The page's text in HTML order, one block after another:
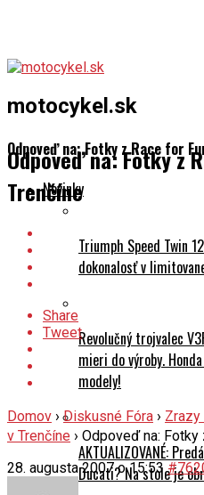
motocykel.sk
Odpoveď na: Fotky z Race for
Novinky
Triumph Speed Twin
dokonalosť v
Revolučný trojvalec
mieri do výroby.
modely!
AKTUALIZOVANÉ:
Ducati? Na stole je
Odpoveď na: Fotky z
Trenčíne
Share
Tweet
Domov › Diskusné Fóra › Zrazy
v Trenčíne › Odpoveď na: Fotky
28. augusta 2007 o 15:53